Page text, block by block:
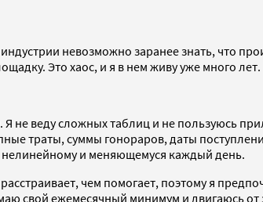
невозможно заранее знать, что
Это хаос, и я в нем живу уже много лет.
веду сложных таблиц и не пользуюсь
траты, суммы гонораров, даты
нелинейному и меняющемуся каждый день.
чем помогает, поэтому я
свой ежемесячный минимум и двигаюсь от